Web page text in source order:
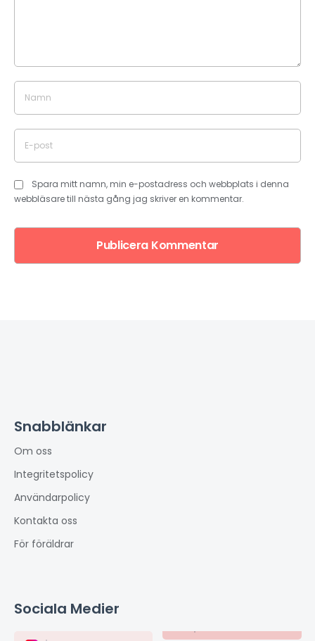
Spara mitt namn, min e-postadress och webbplats i denna
webbläsare till nästa gång jag skriver en kommentar.
Snabblänkar
Om oss
Integritetspolicy
Användarpolicy
Kontakta oss
För föräldrar
Sociala Medier